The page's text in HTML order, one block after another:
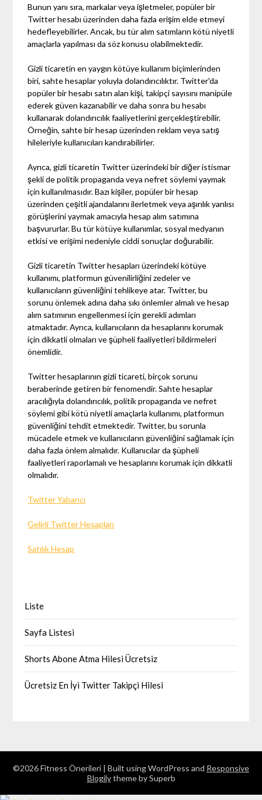
Bunun yanı sıra, markalar veya işletmeler, popüler bir
Twitter hesabı üzerinden daha fazla erişim elde etmeyi
hedefleyebilirler. Ancak, bu tür alım satımların kötü niyetli
amaçlarla yapılması da söz konusu olabilmektedir.
Gizli ticaretin en yaygın kötüye kullanım biçimlerinden
biri, sahte hesaplar yoluyla dolandırıcılıktır. Twitter'da
popüler bir hesabı satın alan kişi, takipçi sayısını manipüle
ederek güven kazanabilir ve daha sonra bu hesabı
kullanarak dolandırıcılık faaliyetlerini gerçekleştirebilir.
Örneğin, sahte bir hesap üzerinden reklam veya satış
hileleriyle kullanıcıları kandırabilirler.
Ayrıca, gizli ticaretin Twitter üzerindeki bir diğer istismar
şekli de politik propaganda veya nefret söylemi yaymak
için kullanılmasıdır. Bazı kişiler, popüler bir hesap
üzerinden çeşitli ajandalarını ilerletmek veya aşırılık yanlısı
görüşlerini yaymak amacıyla hesap alım satımına
başvururlar. Bu tür kötüye kullanımlar, sosyal medyanın
etkisi ve erişimi nedeniyle ciddi sonuçlar doğurabilir.
Gizli ticaretin Twitter hesapları üzerindeki kötüye
kullanımı, platformun güvenilirliğini zedeler ve
kullanıcıların güvenliğini tehlikeye atar. Twitter, bu
sorunu önlemek adına daha sıkı önlemler almalı ve hesap
alım satımının engellenmesi için gerekli adımları
atmaktadır. Ayrıca, kullanıcıların da hesaplarını korumak
için dikkatli olmaları ve şüpheli faaliyetleri bildirmeleri
önemlidir.
Twitter hesaplarının gizli ticareti, birçok sorunu
beraberinde getiren bir fenomendir. Sahte hesaplar
aracılığıyla dolandırıcılık, politik propaganda ve nefret
söylemi gibi kötü niyetli amaçlarla kullanımı, platformun
güvenliğini tehdit etmektedir. Twitter, bu sorunla
mücadele etmek ve kullanıcıların güvenliğini sağlamak için
daha fazla önlem almalıdır. Kullanıcılar da şüpheli
faaliyetleri raporlamalı ve hesaplarını korumak için dikkatli
olmalıdır.
Twitter Yabancı
Gelirli Twitter Hesapları
Satılık Hesap
Liste
Sayfa Listesi
Shorts Abone Atma Hilesi Ücretsiz
Ücretsiz En İyi Twitter Takipçi Hilesi
©2026 Fitness Önerileri | Built using WordPress and Responsive
Blogilytheme by Superb